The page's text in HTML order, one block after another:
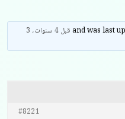
قبل 4 سنوات، 3
#8221